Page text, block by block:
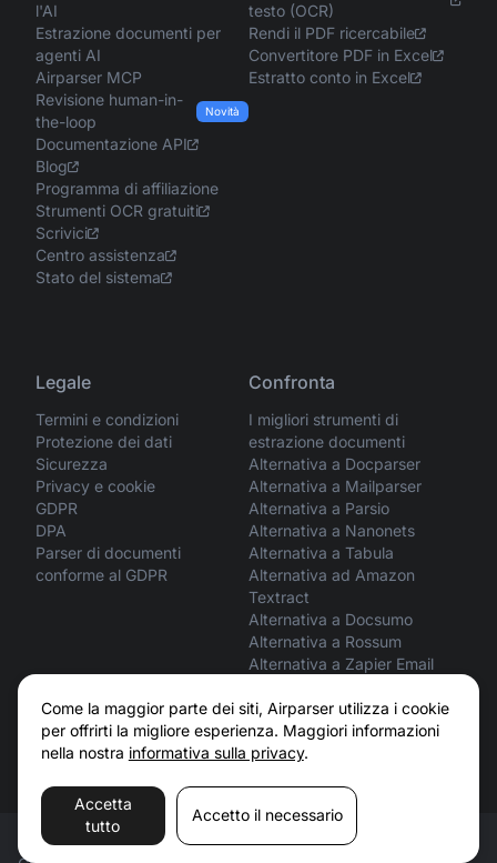
Come la maggior parte dei siti, Airparser utilizza i cookie
per offrirti la migliore esperienza. Maggiori informazioni
nella nostra informativa sulla privacy.
Accetta
tutto
Accetto il necessario
l'AI
Estrazione documenti per
agenti AI
Airparser MCP
Revisione human-in-
the-loop
Novità
Documentazione API
Blog
Programma di affiliazione
Strumenti OCR gratuiti
Scrivici
Centro assistenza
Stato del sistema
testo (OCR)
Rendi il PDF ricercabile
Convertitore PDF in Excel
Estratto conto in Excel
Legale
Termini e condizioni
Protezione dei dati
Sicurezza
Privacy e cookie
GDPR
DPA
Parser di documenti
conforme al GDPR
Confronta
I migliori strumenti di
estrazione documenti
Alternativa a Docparser
Alternativa a Mailparser
Alternativa a Parsio
Alternativa a Nanonets
Alternativa a Tabula
Alternativa ad Amazon
Textract
Alternativa a Docsumo
Alternativa a Rossum
Alternativa a Zapier Email
ChatGPT vs Airparser
Claude vs Airparser
© 2026 Airparser. Tutti i diritti riservati.TerminiPrivacy e cookie